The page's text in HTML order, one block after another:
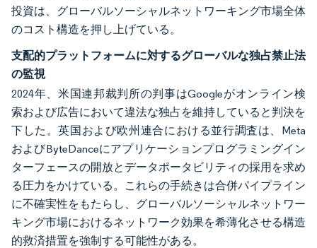
投資は、グローバルソーシャルネットワーキング市場全体
のコスト構造を押し上げている。
支配的プラットフォームに対するグローバルな独占禁止法
の監視
2024年、米国連邦裁判所の判事はGoogleがオンライン検
索および広告において違法な独占を維持していると判決を
下した。英国および欧州連合における並行調査は、Meta
およびByteD​​anceにアプリケーションプログラミングイン
ターフェースの開放とデータポータビリティの採用を求め
る圧力をかけている。これらの手続きは合併パイプライン
に不確実性をもたらし、グローバルソーシャルネットワー
キング市場におけるネットワーク効果を希薄化させる構造
的救済措置を強制する可能性がある。